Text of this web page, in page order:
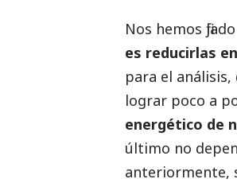
Nos hemos
es reducirlas
para el análisis,
lograr poco a
energético de
último no
anteriormente,